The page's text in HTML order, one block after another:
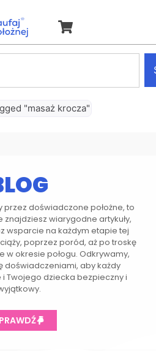
"masaż krocza"
przez doświadczone położne, to
wiarygodne artykuły,
wsparcie na każdym etapie tej
poprzez poród, aż po troskę
w okresie połogu. Odkrywamy,
doświadczeniami, aby każdy
i Twojego dziecka bezpieczny i